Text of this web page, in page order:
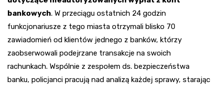
bankowych. W przeciągu ostatnich 24 godzin
funkcjonariusze z tego miasta otrzymali blisko 70
zawiadomień od klientów jednego z banków, którzy
zaobserwowali podejrzane transakcje na swoich
rachunkach. Wspólnie z zespołem ds. bezpieczeństwa
banku, policjanci pracują nad analizą każdej sprawy, starając